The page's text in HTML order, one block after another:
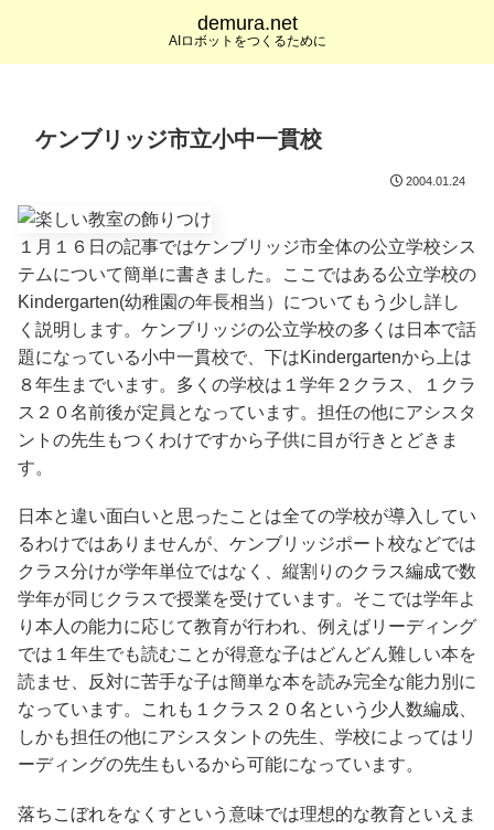
demura.net
AIロボットをつくるために
ケンブリッジ市立小中一貫校
2004.01.24
１月１６日の記事ではケンブリッジ市全体の公立学校シス
テムについて簡単に書きました。ここではある公立学校の
Kindergarten(幼稚園の年長相当）についてもう少し詳し
く説明します。ケンブリッジの公立学校の多くは日本で話
題になっている小中一貫校で、下はKindergartenから上は
８年生までいます。多くの学校は１学年２クラス、１クラ
ス２０名前後が定員となっています。担任の他にアシスタ
ントの先生もつくわけですから子供に目が行きとどきま
す。
日本と違い面白いと思ったことは全ての学校が導入してい
るわけではありませんが、ケンブリッジポート校などでは
クラス分けが学年単位ではなく、縦割りのクラス編成で数
学年が同じクラスで授業を受けています。そこでは学年よ
り本人の能力に応じて教育が行われ、例えばリーディング
では１年生でも読むことが得意な子はどんどん難しい本を
読ませ、反対に苦手な子は簡単な本を読み完全な能力別に
なっています。これも１クラス２０名という少人数編成、
しかも担任の他にアシスタントの先生、学校によってはリ
ーディングの先生もいるから可能になっています。
落ちこぼれをなくすという意味では理想的な教育といえま